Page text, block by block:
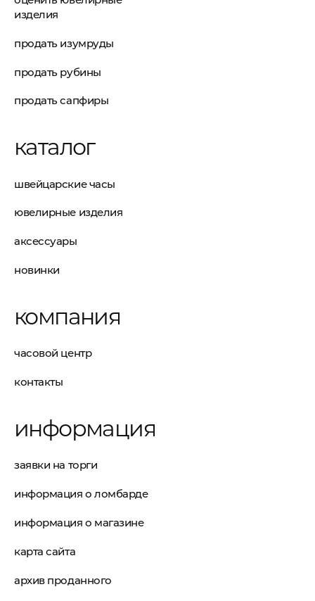
изделия
продать изумруды
продать рубины
продать сапфиры
каталог
швейцарские часы
ювелирные изделия
аксессуары
новинки
компания
часовой центр
контакты
информация
заявки на торги
информация о ломбарде
информация о магазине
карта сайта
архив проданного